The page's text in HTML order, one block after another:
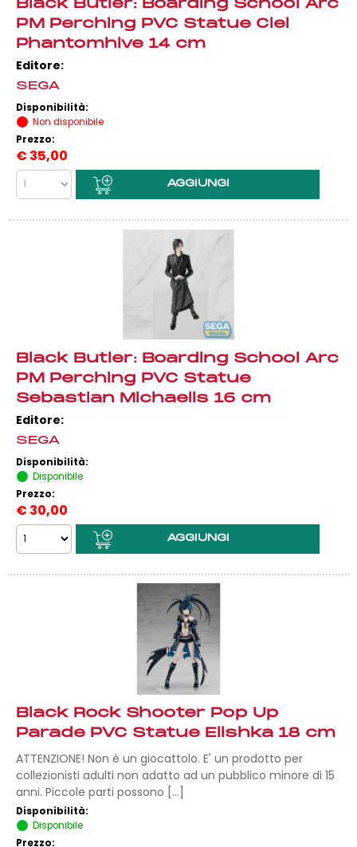
Black Butler: Boarding School Arc
PM Perching PVC Statue Ciel
Phantomhive 14 cm
Editore:
SEGA
Disponibilità:
Non disponibile
Prezzo:
€ 35,00
Black Butler: Boarding School Arc
PM Perching PVC Statue
Sebastian Michaelis 16 cm
Editore:
SEGA
Disponibilità:
Disponibile
Prezzo:
€ 30,00
Black Rock Shooter Pop Up
Parade PVC Statue Elishka 18 cm
ATTENZIONE! Non è un giocattolo. E' un prodotto per
collezionisti adulti non adatto ad un pubblico minore di 15
anni. Piccole parti possono [...]
Disponibilità:
Disponibile
Prezzo: